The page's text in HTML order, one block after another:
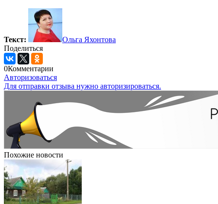
Текст:
Ольга Яхонтова
Поделиться
0Комментарии
Авторизоваться
Для отправки отзыва нужно авторизироваться.
Похожие новости